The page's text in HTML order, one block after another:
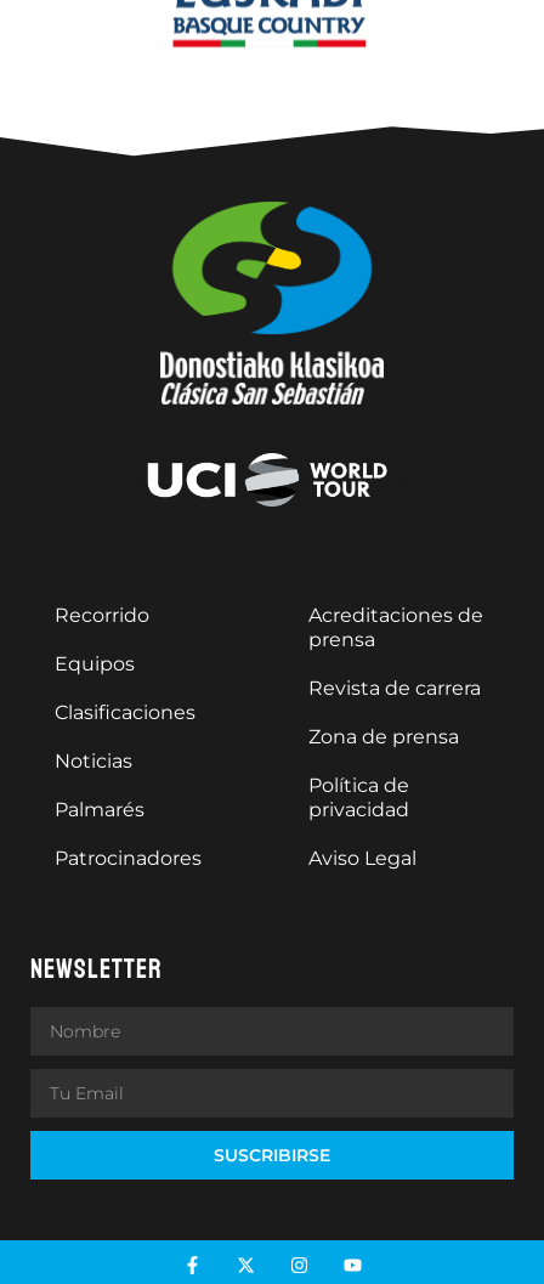
Recorrido
Equipos
Clasificaciones
Noticias
Palmarés
Patrocinadores
Acreditaciones de
prensa
Revista de carrera
Zona de prensa
Política de
privacidad
Aviso Legal
NEWSLETTER
SUSCRIBIRSE